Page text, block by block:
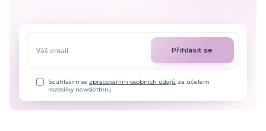
Přihlásit se
Souhlasím se zpracováním osobních údajů za účelem
rozesílky newsletteru.